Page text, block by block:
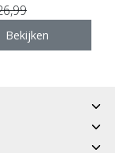
Bekijken